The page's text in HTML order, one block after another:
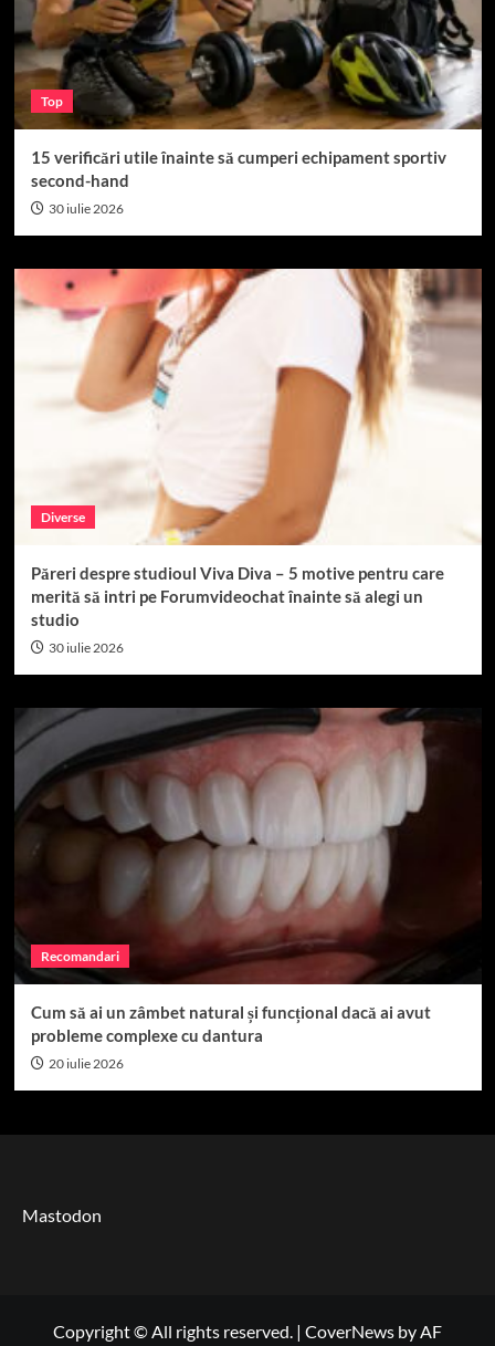
Top
15 verificări utile înainte să cumperi echipament sportiv
second-hand
30 iulie 2026
Diverse
Păreri despre studioul Viva Diva – 5 motive pentru care
merită să intri pe Forumvideochat înainte să alegi un
studio
30 iulie 2026
Recomandari
Cum să ai un zâmbet natural și funcțional dacă ai avut
probleme complexe cu dantura
20 iulie 2026
Mastodon
Copyright © All rights reserved. | CoverNews by AF